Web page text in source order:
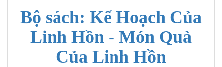
Bộ sách: Kế Hoạch Của
Linh Hồn - Món Quà
Của Linh Hồn